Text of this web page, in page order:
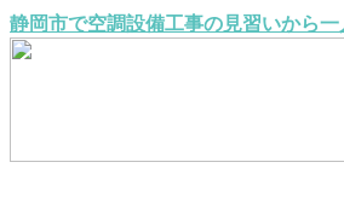
静岡市で空調設備工事の見習いから